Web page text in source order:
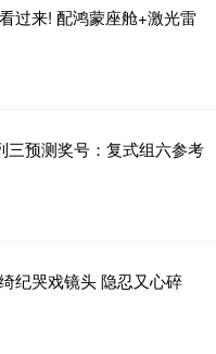
过来! 配鸿蒙座舱+激光雷
三预测奖号：复式组六参考
纪哭戏镜头 隐忍又心碎